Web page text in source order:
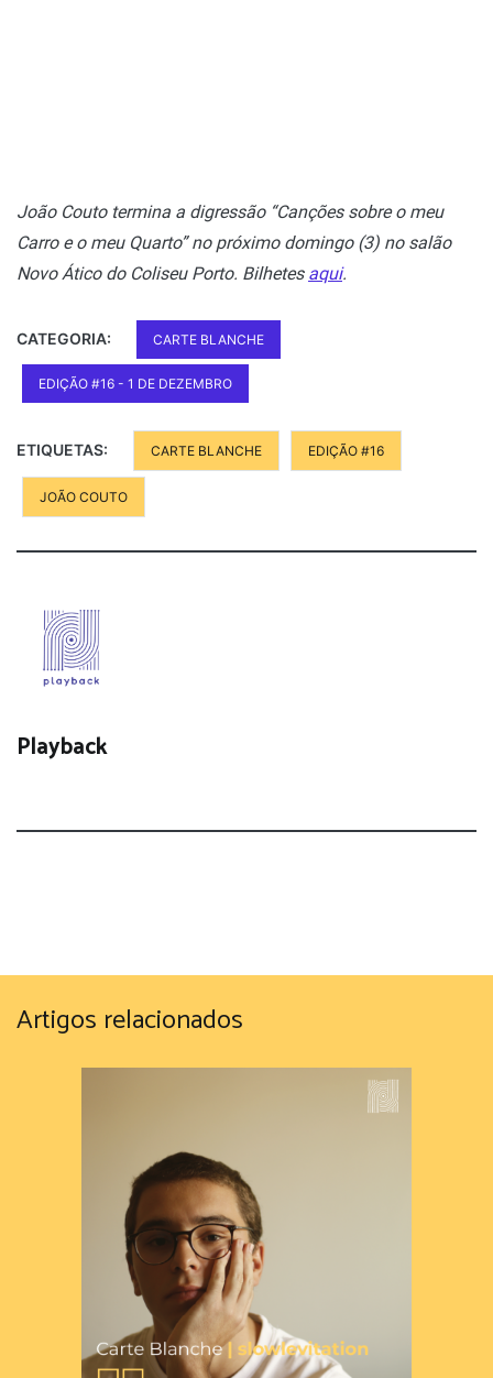
João Couto termina a digressão “Canções sobre o meu
Carro e o meu Quarto” no próximo domingo (3) no salão
Novo Ático do Coliseu Porto. Bilhetes aqui.
CATEGORIA: CARTE BLANCHE
EDIÇÃO #16 - 1 DE DEZEMBRO
ETIQUETAS: CARTE BLANCHE EDIÇÃO #16
JOÃO COUTO
Playback
Artigos relacionados